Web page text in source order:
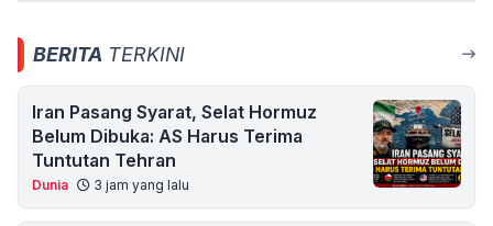
BERITA TERKINI
Iran Pasang Syarat, Selat Hormuz
Belum Dibuka: AS Harus Terima
Tuntutan Tehran
Dunia 3 jam yang lalu